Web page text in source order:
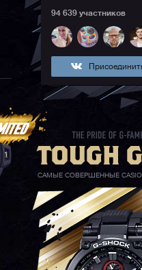
94 639 участников
САМЫЕ СОВЕРШЕННЫЕ